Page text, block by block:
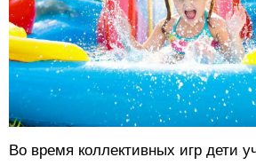
Во время коллективных игр дети